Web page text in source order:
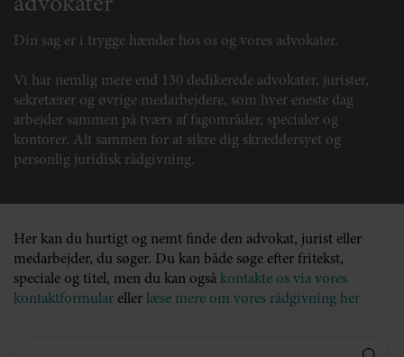
advokater
Din sag er i trygge hænder hos os og vores advokater.
Vi har nemlig mere end 130 dedikerede advokater, jurister,
sekretærer og øvrige medarbejdere, som hver eneste dag
arbejder sammen på tværs af fagområder, specialer og
kontorer. Alt sammen for at sikre dig skræddersyet og
personlig juridisk rådgivning.
Her kan du hurtigt og nemt finde den advokat, jurist eller
medarbejder, du søger. Du kan både søge efter fritekst,
speciale og titel, men du kan også kontakte os via vores
kontaktformular eller læse mere om vores rådgivning her